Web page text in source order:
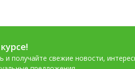
и получайте свежие новости,